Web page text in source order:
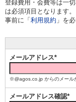
登録費用・会費等は一
は必須項目となります。
事前に「 利用規約 」を
メールアドレス*
※@agos.co.jp からのメール
メールアドレス確認*